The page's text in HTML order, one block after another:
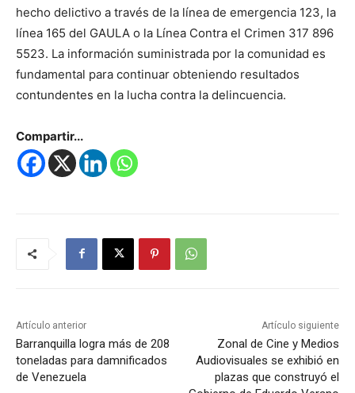
hecho delictivo a través de la línea de emergencia 123, la
línea 165 del GAULA o la Línea Contra el Crimen 317 896
5523. La información suministrada por la comunidad es
fundamental para continuar obteniendo resultados
contundentes en la lucha contra la delincuencia.
Compartir...
Artículo anterior
Barranquilla logra más de 208
toneladas para damnificados
de Venezuela
Artículo siguiente
Zonal de Cine y Medios
Audiovisuales se exhibió en
plazas que construyó el